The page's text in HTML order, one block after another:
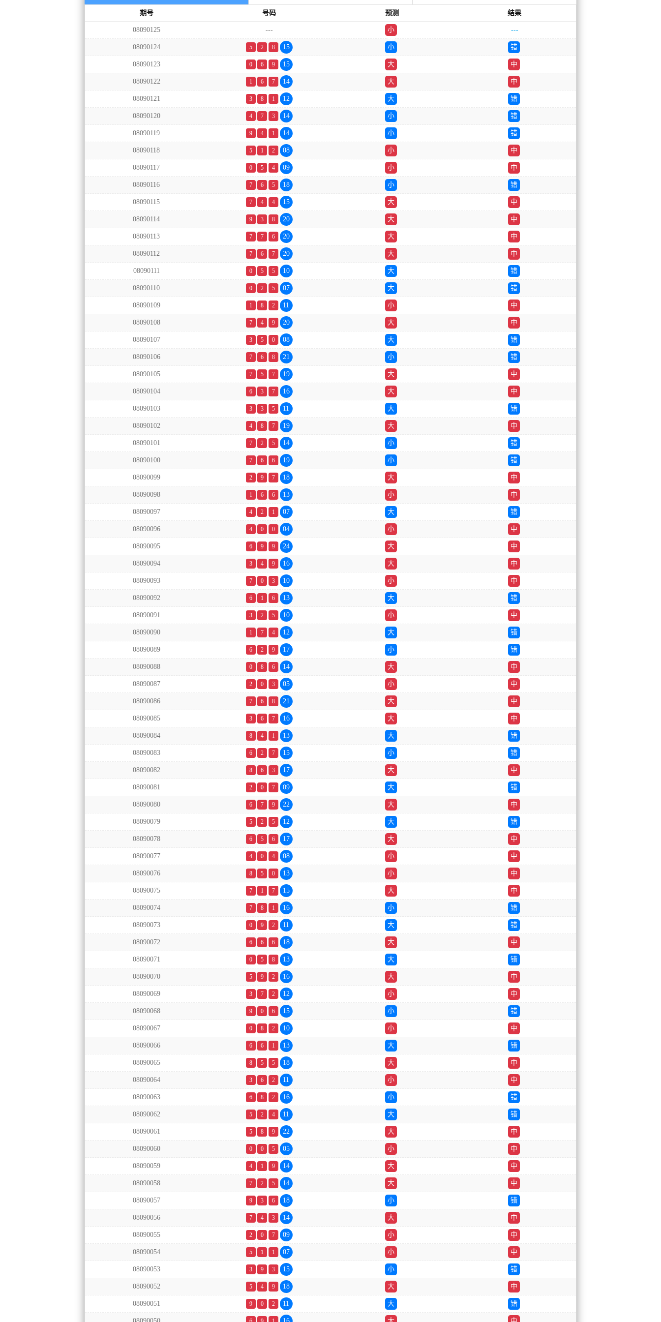
期号 号码 预测 结果
08090125 ---
小
双
---
08090124 5 2 8 15 小 错
08090123 0 6 9 15 大 中
08090122 1 6 7 14 大 中
08090121 3 8 1 12 大 错
08090120 4 7 3 14 小 错
08090119 9 4 1 14 小 错
08090118 5 1 2 08 小 中
08090117 0 5 4 09 小 中
08090116 7 6 5 18 小 错
08090115 7 4 4 15 大 中
08090114 9 3 8 20 大 中
08090113 7 7 6 20 大 中
08090112 7 6 7 20 大 中
08090111 0 5 5 10 大 错
08090110 0 2 5 07 大 错
08090109 1 8 2 11 小 中
08090108 7 4 9 20 大 中
08090107 3 5 0 08 大 错
08090106 7 6 8 21 小 错
08090105 7 5 7 19 大 中
08090104 6 3 7 16 大 中
08090103 3 3 5 11 大 错
08090102 4 8 7 19 大 中
08090101 7 2 5 14 小 错
08090100 7 6 6 19 小 错
08090099 2 9 7 18 大 中
08090098 1 6 6 13 小 中
08090097 4 2 1 07 大 错
08090096 4 0 0 04 小 中
08090095 6 9 9 24 大 中
08090094 3 4 9 16 大 中
08090093 7 0 3 10 小 中
08090092 6 1 6 13 大 错
08090091 3 2 5 10 小 中
08090090 1 7 4 12 大 错
08090089 6 2 9 17 小 错
08090088 0 8 6 14 大 中
08090087 2 0 3 05 小 中
08090086 7 6 8 21 大 中
08090085 3 6 7 16 大 中
08090084 8 4 1 13 大 错
08090083 6 2 7 15 小 错
08090082 8 6 3 17 大 中
08090081 2 0 7 09 大 错
08090080 6 7 9 22 大 中
08090079 5 2 5 12 大 错
08090078 6 5 6 17 大 中
08090077 4 0 4 08 小 中
08090076 8 5 0 13 小 中
08090075 7 1 7 15 大 中
08090074 7 8 1 16 小 错
08090073 0 9 2 11 大 错
08090072 6 6 6 18 大 中
08090071 0 5 8 13 大 错
08090070 5 9 2 16 大 中
08090069 3 7 2 12 小 中
08090068 9 0 6 15 小 错
08090067 0 8 2 10 小 中
08090066 6 6 1 13 大 错
08090065 8 5 5 18 大 中
08090064 3 6 2 11 小 中
08090063 6 8 2 16 小 错
08090062 5 2 4 11 大 错
08090061 5 8 9 22 大 中
08090060 0 0 5 05 小 中
08090059 4 1 9 14 大 中
08090058 7 2 5 14 大 中
08090057 9 3 6 18 小 错
08090056 7 4 3 14 大 中
08090055 2 0 7 09 小 中
08090054 5 1 1 07 小 中
08090053 3 9 3 15 小 错
08090052 5 4 9 18 大 中
08090051 9 0 2 11 大 错